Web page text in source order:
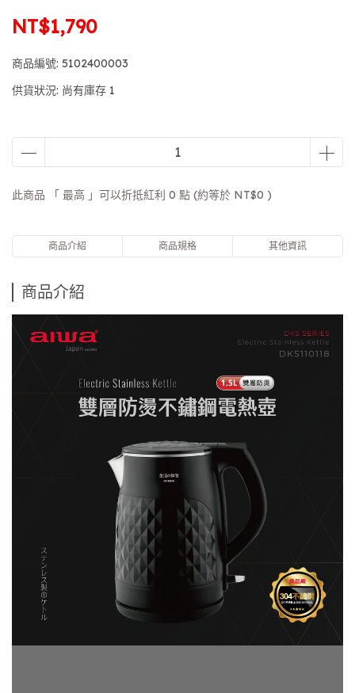
NT$1,790
商品編號: 5102400003
供貨狀況: 尚有庫存 1
此商品 「 最高 」可以折抵紅利 0 點 (約等於 NT$0 )
商品介紹 商品規格 其他資訊
商品介紹